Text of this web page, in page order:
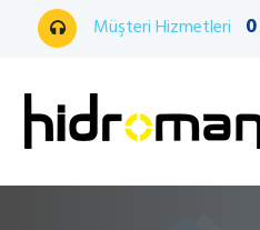
Müşteri Hizmetleri